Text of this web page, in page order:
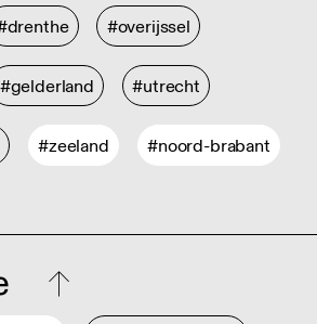
#overijssel
#gelderland #utrecht
#zeeland #noord-brabant